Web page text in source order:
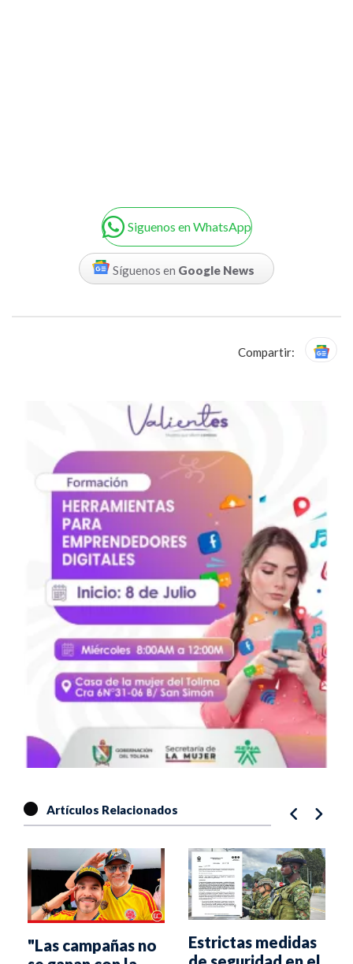
Siguenos en WhatsApp
Síguenos en Google News
Compartir:
Artículos Relacionados
"Las campañas no
Estrictas medidas